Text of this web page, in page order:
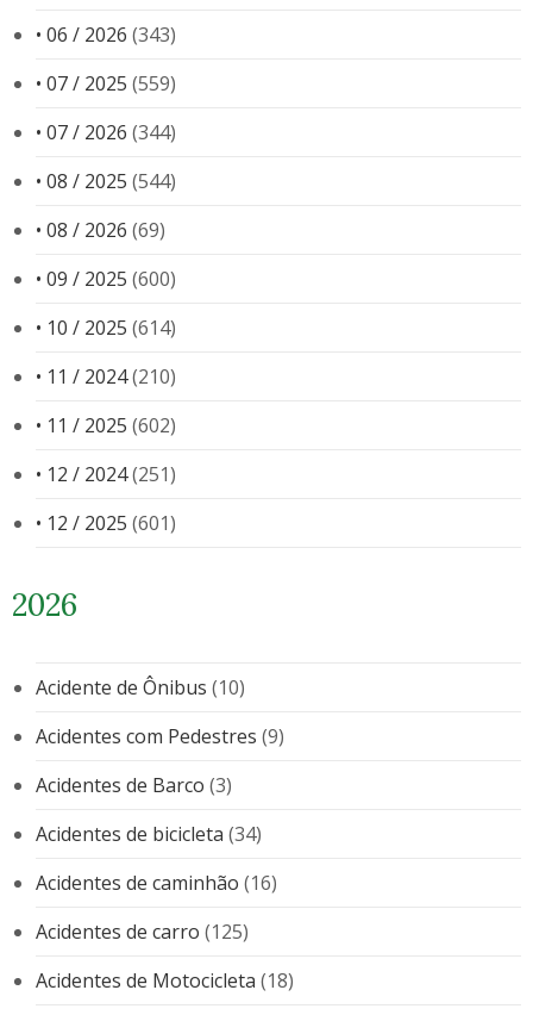
• 06 / 2026 (343)
• 07 / 2025 (559)
• 07 / 2026 (344)
• 08 / 2025 (544)
• 08 / 2026 (69)
• 09 / 2025 (600)
• 10 / 2025 (614)
• 11 / 2024(210)
• 11 / 2025 (602)
• 12 / 2024(251)
• 12 / 2025 (601)
2026
Acidente de Ônibus (10)
Acidentes com Pedestres (9)
Acidentes de Barco (3)
Acidentes de bicicleta (34)
Acidentes de caminhão (16)
Acidentes de carro (125)
Acidentes de Motocicleta (18)